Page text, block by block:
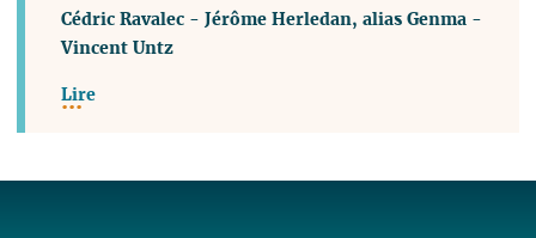
Cédric Ravalec -Jérôme Herledan, alias Genma -
Vincent Untz
Lire